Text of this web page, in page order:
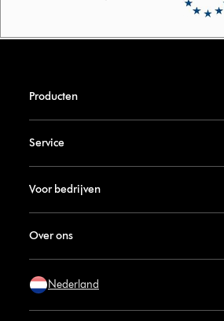
Producten
Service
Voor bedrijven
Over ons
Nederland